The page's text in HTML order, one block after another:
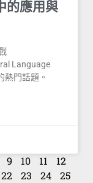
的應用與
Language
熱門話題。
9 10 11
12
22 23 24
25